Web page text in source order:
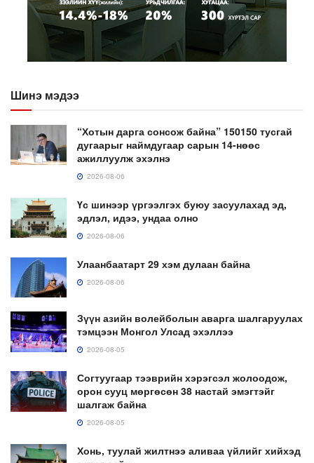
Шинэ мэдээ
“Хотын дарга сонсож байна” 150150 тусгай
дугаарыг наймдугаар сарын 14-нөөс
ажиллуулж эхэлнэ
2026-08-06
Үс шинээр үргээлгэх буюу засуулахад эд,
эдлэл, идээ, ундаа олно
2026-08-06
Улаанбаатарт 29 хэм дулаан байна
2026-08-06
Зүүн азийн волейболын аварга шалгаруулах
тэмцээн Монгол Улсад эхэллээ
2026-08-05
Согтуугаар тээврийн хэрэгсэл жолоодож,
орон сууц мөргөсөн 38 настай эмэгтэйг
шалгаж байна
2026-08-05
Хонь, туулай жилтнээ аливаа үйлийг хийхэд